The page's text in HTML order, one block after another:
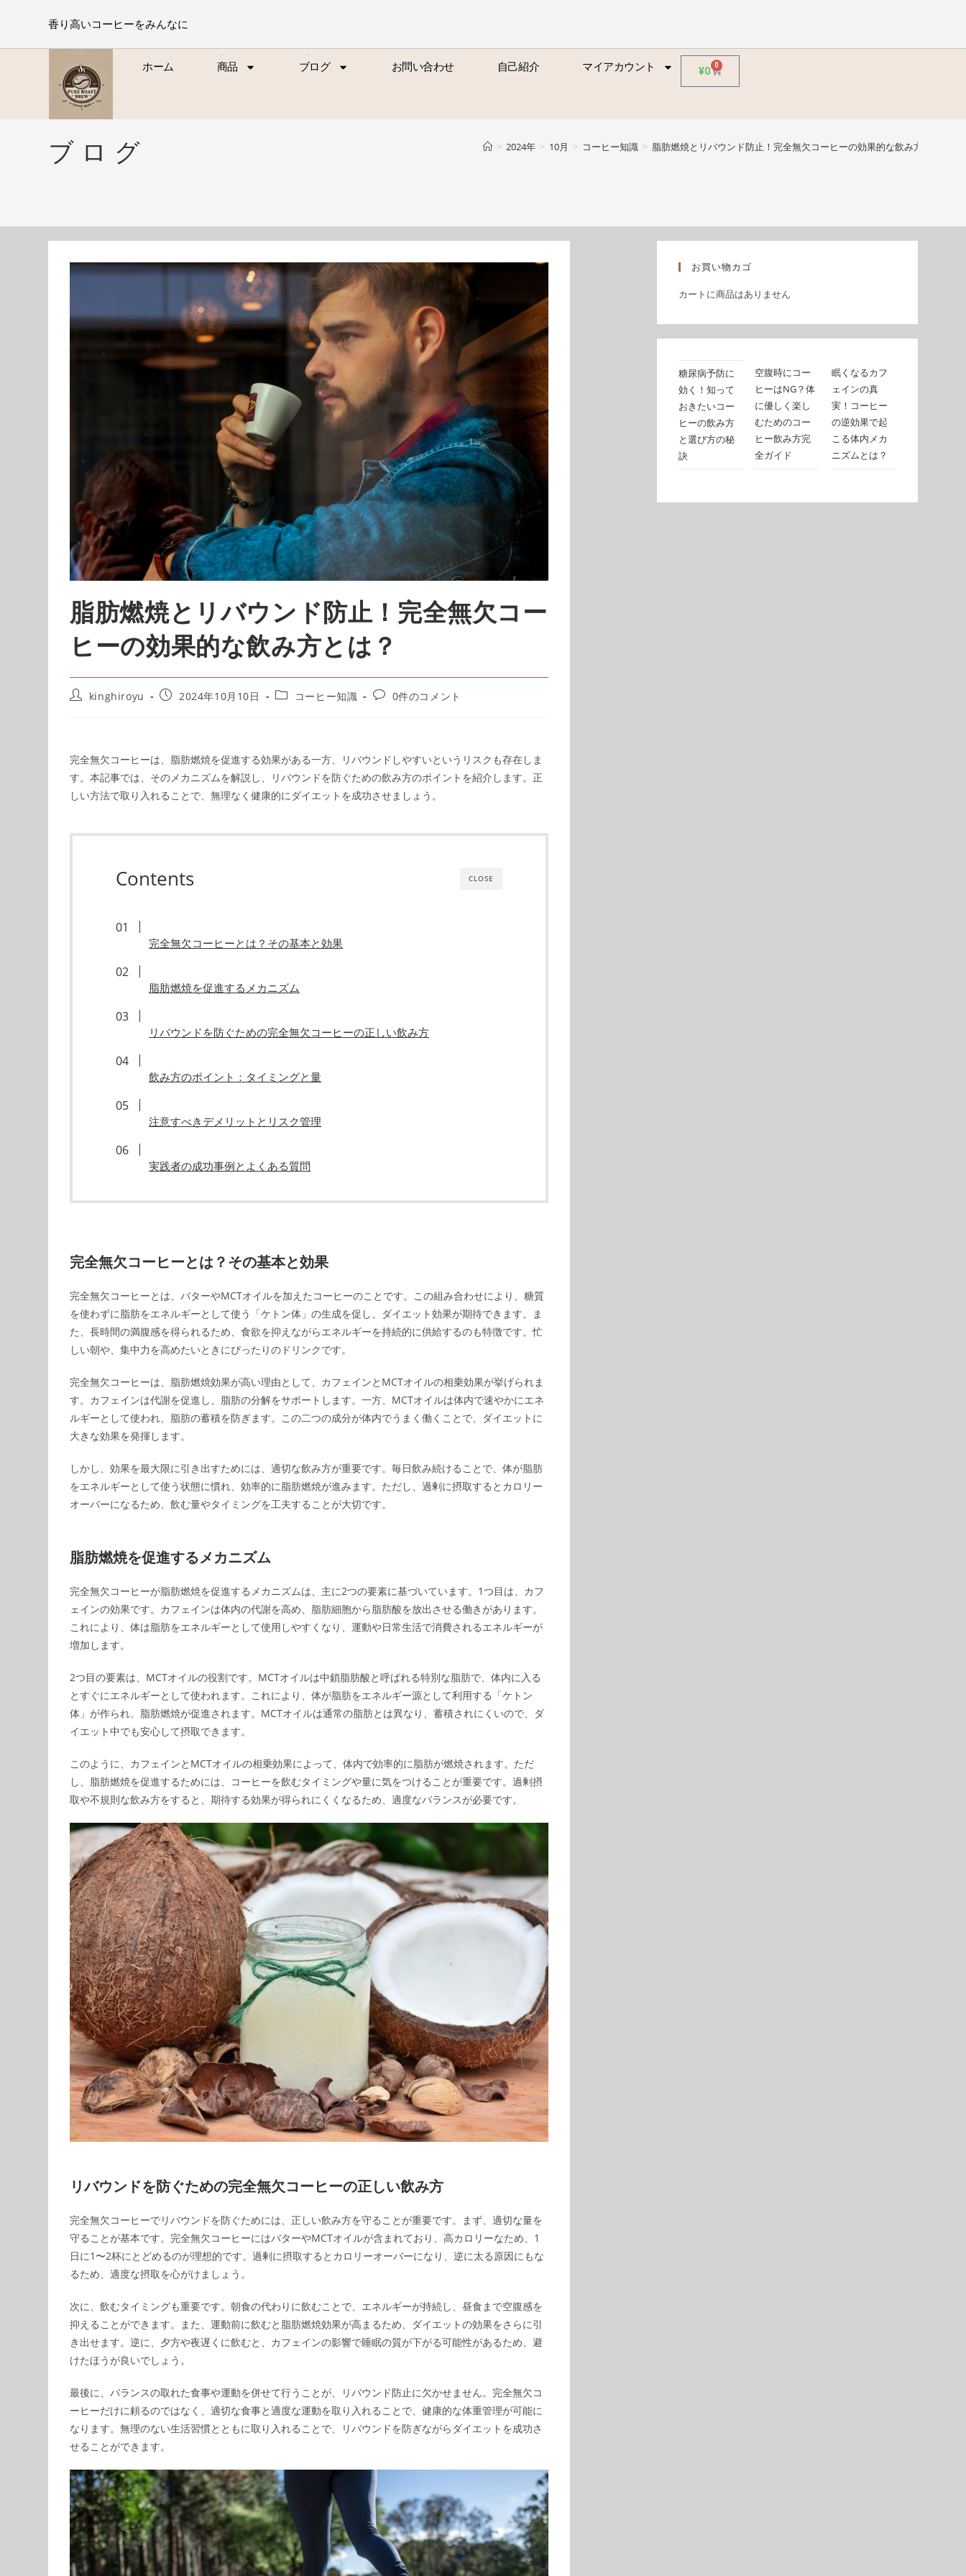
香り高いコーヒーをみんなに
ホーム 商品 ブログ お問い合わせ 自己紹介 マイアカウント
ホーム 商品 ブログ お問い合わせ 自己紹介 マイアカウント ¥0 0
ブログ > 2024年 > 10月 > コーヒー知識 > 脂肪燃焼とリバウンド防止！完全無欠コーヒーの効果的な飲み方とは？
脂肪燃焼とリバウンド防止！完全無欠コー
ヒーの効果的な飲み方とは？
kinghiroyu 2024年10月10日 コーヒー知識 0件のコメント
完全無欠コーヒーは、脂肪燃焼を促進する効果がある一方、リバウンドしやすいというリスクも存在しま
す。本記事では、そのメカニズムを解説し、リバウンドを防ぐための飲み方のポイントを紹介します。正
しい方法で取り入れることで、無理なく健康的にダイエットを成功させましょう。
CLOSE
Contents
完全無欠コーヒーとは？その基本と効果
脂肪燃焼を促進するメカニズム
リバウンドを防ぐための完全無欠コーヒーの正しい飲み方
飲み方のポイント：タイミングと量
注意すべきデメリットとリスク管理
実践者の成功事例とよくある質問
完全無欠コーヒーとは？その基本と効果
完全無欠コーヒーとは、バターやMCTオイルを加えたコーヒーのことです。この組み合わせにより、糖質
を使わずに脂肪をエネルギーとして使う「ケトン体」の生成を促し、ダイエット効果が期待できます。ま
た、長時間の満腹感を得られるため、食欲を抑えながらエネルギーを持続的に供給するのも特徴です。忙
しい朝や、集中力を高めたいときにぴったりのドリンクです。
完全無欠コーヒーは、脂肪燃焼効果が高い理由として、カフェインとMCTオイルの相乗効果が挙げられま
す。カフェインは代謝を促進し、脂肪の分解をサポートします。一方、MCTオイルは体内で速やかにエネ
ルギーとして使われ、脂肪の蓄積を防ぎます。この二つの成分が体内でうまく働くことで、ダイエットに
大きな効果を発揮します。
しかし、効果を最大限に引き出すためには、適切な飲み方が重要です。毎日飲み続けることで、体が脂肪
をエネルギーとして使う状態に慣れ、効率的に脂肪燃焼が進みます。ただし、過剰に摂取するとカロリー
オーバーになるため、飲む量やタイミングを工夫することが大切です。
脂肪燃焼を促進するメカニズム
完全無欠コーヒーが脂肪燃焼を促進するメカニズムは、主に2つの要素に基づいています。1つ目は、カフ
ェインの効果です。カフェインは体内の代謝を高め、脂肪細胞から脂肪酸を放出させる働きがあります。
これにより、体は脂肪をエネルギーとして使用しやすくなり、運動や日常生活で消費されるエネルギーが
増加します。
2つ目の要素は、MCTオイルの役割です。MCTオイルは中鎖脂肪酸と呼ばれる特別な脂肪で、体内に入る
とすぐにエネルギーとして使われます。これにより、体が脂肪をエネルギー源として利用する「ケトン
体」が作られ、脂肪燃焼が促進されます。MCTオイルは通常の脂肪とは異なり、蓄積されにくいので、ダ
イエット中でも安心して摂取できます。
このように、カフェインとMCTオイルの相乗効果によって、体内で効率的に脂肪が燃焼されます。ただ
し、脂肪燃焼を促進するためには、コーヒーを飲むタイミングや量に気をつけることが重要です。過剰摂
取や不規則な飲み方をすると、期待する効果が得られにくくなるため、適度なバランスが必要です。
リバウンドを防ぐための完全無欠コーヒーの正しい飲み方
完全無欠コーヒーでリバウンドを防ぐためには、正しい飲み方を守ることが重要です。まず、適切な量を
守ることが基本です。完全無欠コーヒーにはバターやMCTオイルが含まれており、高カロリーなため、1
日に1〜2杯にとどめるのが理想的です。過剰に摂取するとカロリーオーバーになり、逆に太る原因にもな
るため、適度な摂取を心がけましょう。
次に、飲むタイミングも重要です。朝食の代わりに飲むことで、エネルギーが持続し、昼食まで空腹感を
抑えることができます。また、運動前に飲むと脂肪燃焼効果が高まるため、ダイエットの効果をさらに引
き出せます。逆に、夕方や夜遅くに飲むと、カフェインの影響で睡眠の質が下がる可能性があるため、避
けたほうが良いでしょう。
最後に、バランスの取れた食事や運動を併せて行うことが、リバウンド防止に欠かせません。完全無欠コ
ーヒーだけに頼るのではなく、適切な食事と適度な運動を取り入れることで、健康的な体重管理が可能に
なります。無理のない生活習慣とともに取り入れることで、リバウンドを防ぎながらダイエットを成功さ
せることができます。
お買い物カゴ
カートに商品はありません
糖尿病予防に
効く！知って
おきたいコー
ヒーの飲み方
と選び方の秘
訣
空腹時にコー
ヒーはNG？体
に優しく楽し
むためのコー
ヒー飲み方完
全ガイド
眠くなるカフ
ェインの真
実！コーヒー
の逆効果で起
こる体内メカ
ニズムとは？